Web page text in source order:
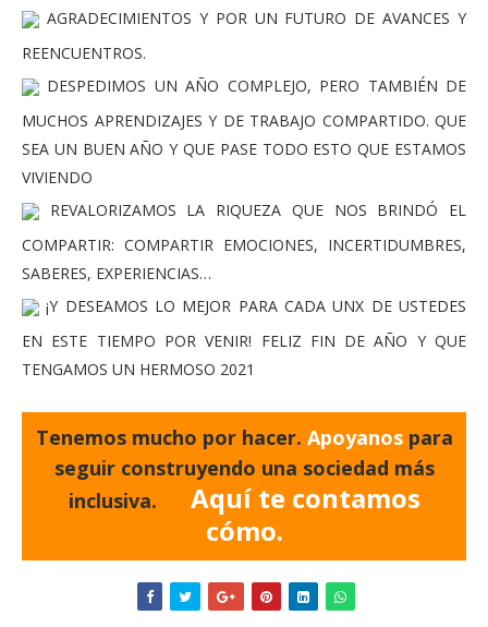
AGRADECIMIENTOS Y POR UN FUTURO DE AVANCES Y
REENCUENTROS.
DESPEDIMOS UN AÑO COMPLEJO, PERO TAMBIÉN DE
MUCHOS APRENDIZAJES Y DE TRABAJO COMPARTIDO. QUE
SEA UN BUEN AÑO Y QUE PASE TODO ESTO QUE ESTAMOS
VIVIENDO
REVALORIZAMOS LA RIQUEZA QUE NOS BRINDÓ EL
COMPARTIR: COMPARTIR EMOCIONES, INCERTIDUMBRES,
SABERES, EXPERIENCIAS…
¡Y DESEAMOS LO MEJOR PARA CADA UNX DE USTEDES
EN ESTE TIEMPO POR VENIR! FELIZ FIN DE AÑO Y QUE
TENGAMOS UN HERMOSO 2021
Tenemos mucho por hacer. Apoyanos para
seguir construyendo una sociedad más
inclusiva.
Aquí te contamos
cómo.